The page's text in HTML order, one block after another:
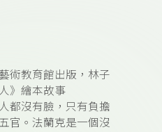
術教育館出版，林子
》繪本故事
都沒有臉，只有負擔
官。法蘭克是一個沒